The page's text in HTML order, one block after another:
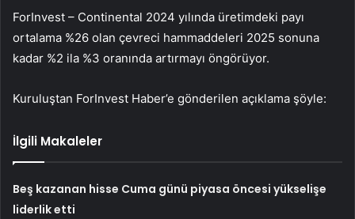
ForInvest – Continental 2024 yılında üretimdeki payı
ortalama %26 olan çevreci hammaddeleri 2025 sonuna
kadar %2 ila %3 oranında artırmayı öngörüyor.
Kuruluştan ForInvest Haber’e gönderilen açıklama şöyle:
İlgili Makaleler
Beş kazanan hisse Cuma günü piyasa öncesi yükselişe
liderlik etti